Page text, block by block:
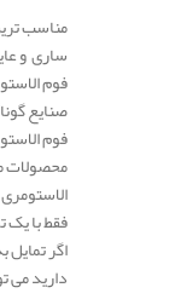
مناسب
ساری و
فوم
صنایع
فوم
محصولات
فقط با یک
اگر تمایل
دارید می